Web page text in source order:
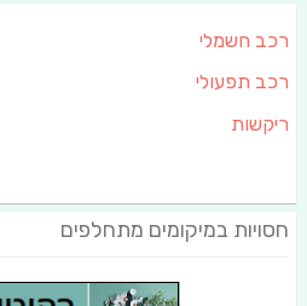
רכב חשמלי
רכב תפעולי
ריקשות
חסויות במיקומים מתחלפים